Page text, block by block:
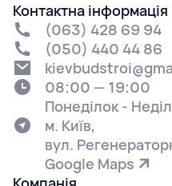
Контактна інформація
(063) 428 69 94
(050) 440 44 86
08:00 — 19:00
Понеділок -
м. Київ,
вул.
Google Maps